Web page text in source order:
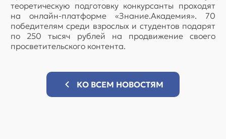
теоретическую подготовку конкурсанты проходят
на онлайн-платформе «Знание.Академия». 70
победителям среди взрослых и студентов подарят
по 250 тысяч рублей на продвижение своего
просветительского контента.
КО ВСЕМ НОВОСТЯМ